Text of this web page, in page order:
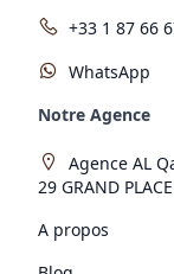
+33 1 87 66
WhatsApp
Notre Agence
Agence AL
29 GRAND
A propos